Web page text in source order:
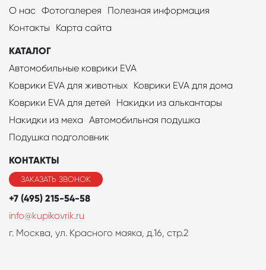
О нас Фотогалерея
Полезная информация
Контакты
Карта сайта
КАТАЛОГ
Автомобильные коврики EVA
Коврики EVA для животных Коврики EVA для дома
Коврики EVA для детей
Накидки из алькантары
Накидки из меха Автомобильная подушка
Подушка подголовник
КОНТАКТЫ
ЗАКАЗАТЬ ЗВОНОК
+7 (495) 215-54-58
info@kupikovrik.ru
г. Москва, ул. Красного маяка, д.16, стр.2